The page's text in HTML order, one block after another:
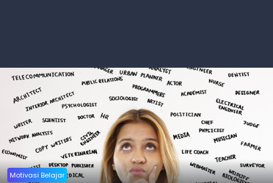
Motivasi Belajar